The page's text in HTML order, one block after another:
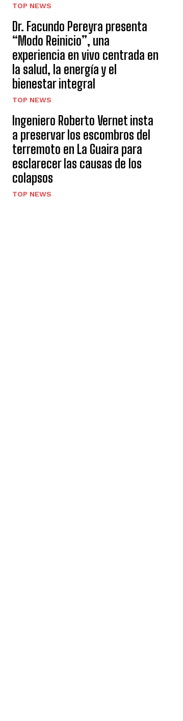
TOP NEWS
Dr. Facundo Pereyra presenta
“Modo Reinicio”, una
experiencia en vivo centrada en
la salud, la energía y el
bienestar integral
TOP NEWS
Ingeniero Roberto Vernet insta
a preservar los escombros del
terremoto en La Guaira para
esclarecer las causas de los
colapsos
TOP NEWS